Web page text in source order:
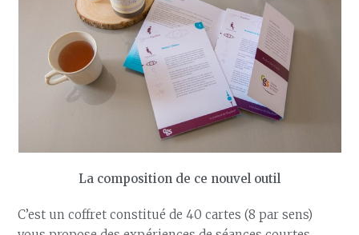
La composition de ce nouvel outil
C’est un coffret constitué de 40 cartes (8 par sens)